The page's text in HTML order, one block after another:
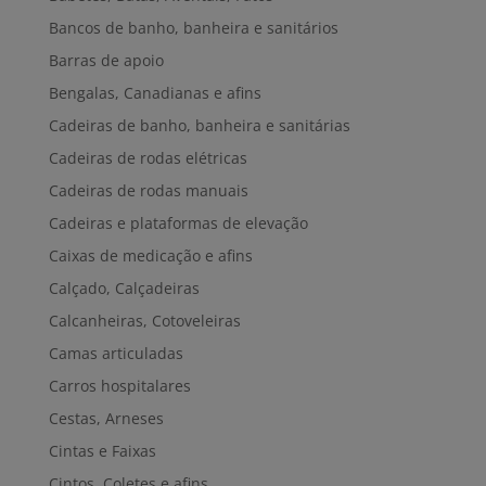
Bancos de banho, banheira e sanitários
Barras de apoio
Bengalas, Canadianas e afins
Cadeiras de banho, banheira e sanitárias
Cadeiras de rodas elétricas
Cadeiras de rodas manuais
Cadeiras e plataformas de elevação
Caixas de medicação e afins
Calçado, Calçadeiras
Calcanheiras, Cotoveleiras
Camas articuladas
Carros hospitalares
Cestas, Arneses
Cintas e Faixas